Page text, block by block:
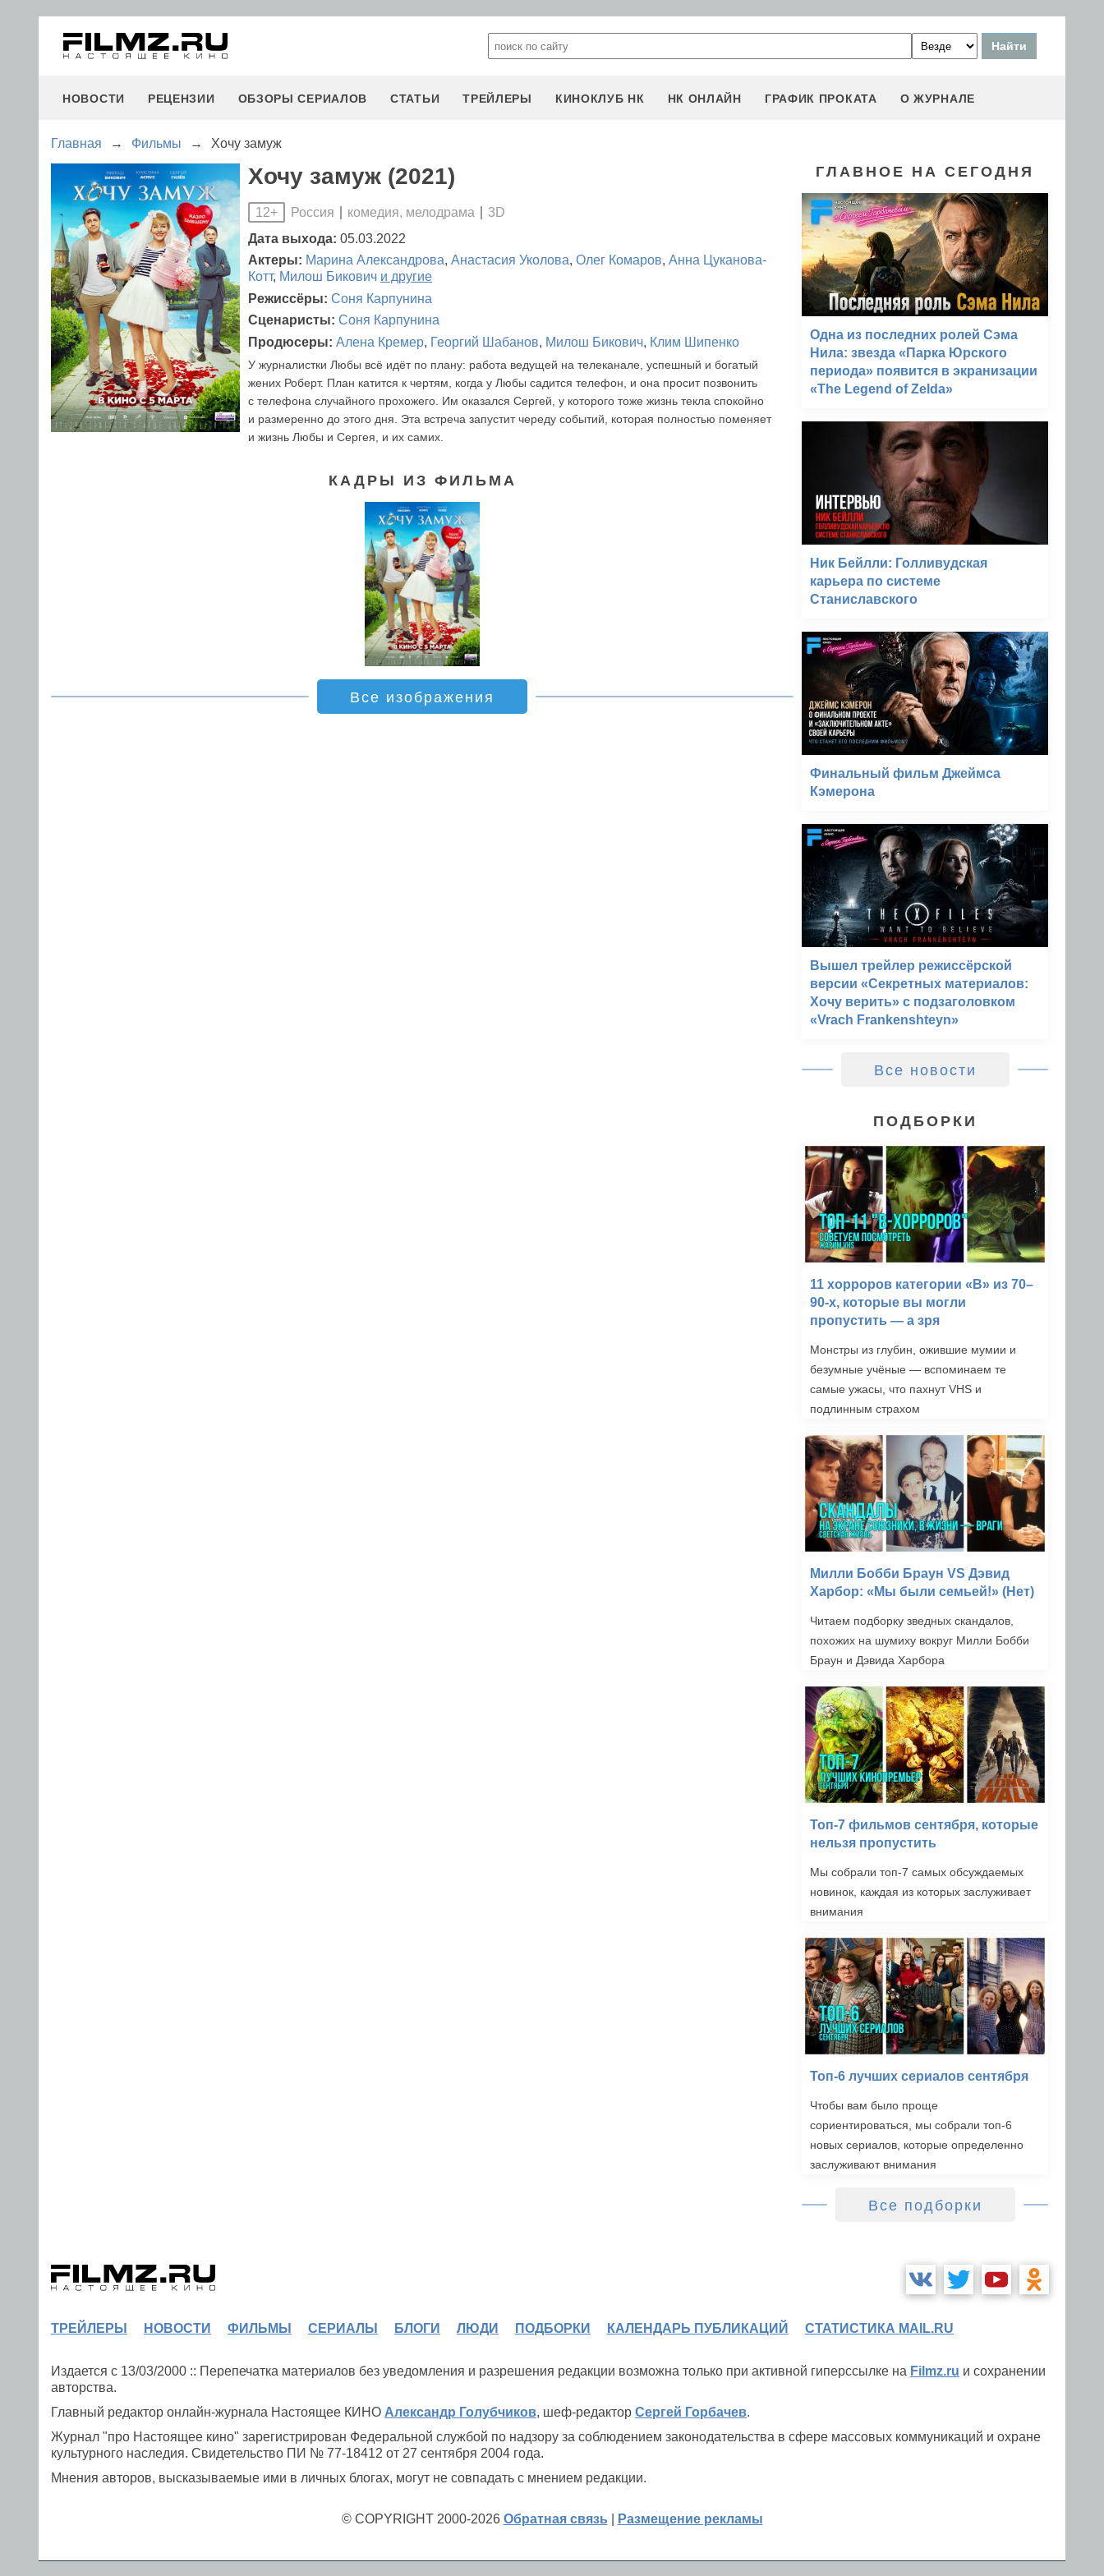
НОВОСТИ РЕЦЕНЗИИ ОБЗОРЫ СЕРИАЛОВ СТАТЬИ ТРЕЙЛЕРЫ КИНОКЛУБ НК НК ОНЛАЙН ГРАФИК ПРОКАТА О ЖУРНАЛЕ
Главная → Фильмы → Хочу замуж
Хочу замуж (2021)
12+ Россия комедия, мелодрама
3D
Дата выхода: 05.03.2022
Актеры: Марина Александрова, Анастасия Уколова, Олег Комаров, Анна Цуканова-
Котт, Милош Бикович и другие
Режиссёры: Соня Карпунина
Сценаристы: Соня Карпунина
Продюсеры: Алена Кремер, Георгий Шабанов, Милош Бикович, Клим Шипенко
У журналистки Любы всё идёт по плану: работа ведущей на телеканале, успешный и богатый
жених Роберт. План катится к чертям, когда у Любы садится телефон, и она просит позвонить
с телефона случайного прохожего. Им оказался Сергей, у которого тоже жизнь текла спокойно
и размеренно до этого дня. Эта встреча запустит череду событий, которая полностью поменяет
и жизнь Любы и Сергея, и их самих.
КАДРЫ ИЗ ФИЛЬМА
Все изображения
ГЛАВНОЕ НА СЕГОДНЯ
Одна из последних ролей Сэма
Нила: звезда «Парка Юрского
периода» появится в экранизации
«The Legend of Zelda»
Ник Бейлли: Голливудская
карьера по системе
Станиславского
Финальный фильм Джеймса
Кэмерона
Вышел трейлер режиссёрской
версии «Секретных материалов:
Хочу верить» с подзаголовком
«Vrach Frankenshteyn»
Все новости
ПОДБОРКИ
11 хорроров категории «B» из 70–
90-х, которые вы могли
пропустить — а зря
Монстры из глубин, ожившие мумии и
безумные учёные — вспоминаем те
самые ужасы, что пахнут VHS и
подлинным страхом
Милли Бобби Браун VS Дэвид
Харбор: «Мы были семьей!» (Нет)
Читаем подборку зведных скандалов,
похожих на шумиху вокруг Милли Бобби
Браун и Дэвида Харбора
Топ-7 фильмов сентября, которые
нельзя пропустить
Мы собрали топ-7 самых обсуждаемых
новинок, каждая из которых заслуживает
внимания
Топ-6 лучших сериалов сентября
Чтобы вам было проще
сориентироваться, мы собрали топ-6
новых сериалов, которые определенно
заслуживают внимания
Все подборки
ТРЕЙЛЕРЫ НОВОСТИ ФИЛЬМЫ СЕРИАЛЫ БЛОГИ ЛЮДИ ПОДБОРКИ КАЛЕНДАРЬ ПУБЛИКАЦИЙ СТАТИСТИКА MAIL.RU
Издается с 13/03/2000 :: Перепечатка материалов без уведомления и разрешения редакции возможна только при активной гиперссылке на Filmz.ru и сохранении
авторства.
Главный редактор онлайн-журнала Настоящее КИНО Александр Голубчиков, шеф-редактор Сергей Горбачев.
Журнал "про Настоящее кино" зарегистрирован Федеральной службой по надзору за соблюдением законодательства в сфере массовых коммуникаций и охране
культурного наследия. Свидетельство ПИ № 77-18412 от 27 сентября 2004 года.
Мнения авторов, высказываемые ими в личных блогах, могут не совпадать с мнением редакции.
© COPYRIGHT 2000-2026 Обратная связь Размещение рекламы